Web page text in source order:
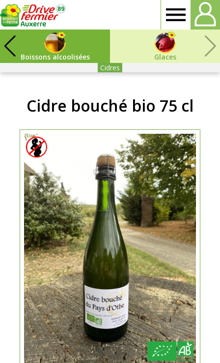
Auxerre
Boissons alcoolisées
Glaces
Cidres
Cidre bouché bio 75 cl